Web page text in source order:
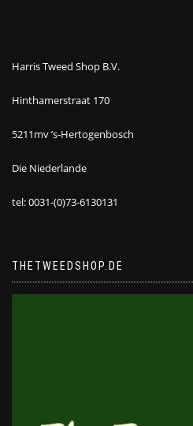
Harris Tweed Shop B.V.
Hinthamerstraat 170
5211mv ’s-Hertogenbosch
Die Niederlande
tel: 0031-(0)73-6130131
THETWEEDSHOP.DE